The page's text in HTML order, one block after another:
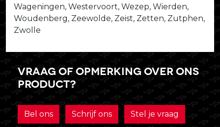
Wageningen, Westervoort, Wezep, Wierden,
Woudenberg, Zeewolde, Zeist, Zetten, Zutphen,
Zwolle
Vraag of opmerking over ons
product?
Bel ons Schrijf ons Stel je vraag